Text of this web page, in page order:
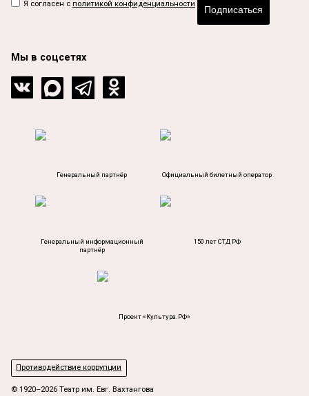
Я согласен с политикой конфиденциальности
Подписаться
Мы в соцсетях
Генеральный партнёр Официальный билетный оператор
Генеральный информационный
партнёр
150 лет СТД РФ
Проект «Культура.РФ»
Противодействие коррупции
© 1920–2026 Театр им. Евг. Вахтангова